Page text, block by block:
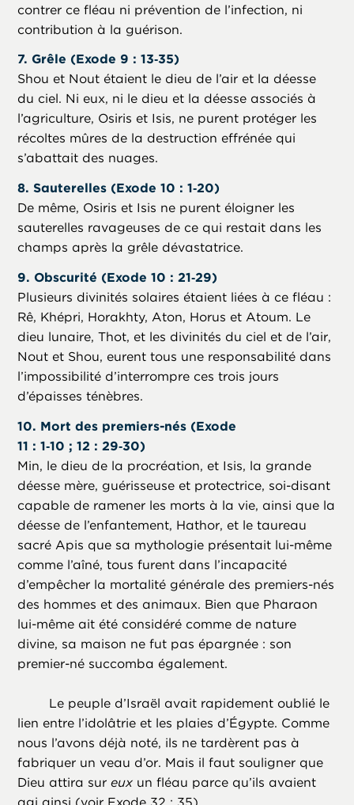
contrer ce fléau ni prévention de l’infection, ni
contribution à la guérison.
7. Grêle (Exode 9 : 13‑35)
Shou et Nout étaient le dieu de l’air et la déesse
du ciel. Ni eux, ni le dieu et la déesse associés à
l’agriculture, Osiris et Isis, ne purent protéger les
récoltes mûres de la destruction effrénée qui
s’abattait des nuages.
8. Sauterelles (Exode 10 : 1‑20)
De même, Osiris et Isis ne purent éloigner les
sauterelles ravageuses de ce qui restait dans les
champs après la grêle dévastatrice.
9. Obscurité (Exode 10 : 21‑29)
Plusieurs divinités solaires étaient liées à ce fléau :
Rê, Khépri, Horakhty, Aton, Horus et Atoum. Le
dieu lunaire, Thot, et les divinités du ciel et de l’air,
Nout et Shou, eurent tous une responsabilité dans
l’impossibilité d’interrompre ces trois jours
d’épaisses ténèbres.
10. Mort des premiers-nés (Exode
11 : 1‑10 ; 12 : 29‑30)
Min, le dieu de la procréation, et Isis, la grande
déesse mère, guérisseuse et protectrice, soi-disant
capable de ramener les morts à la vie, ainsi que la
déesse de l’enfantement, Hathor, et le taureau
sacré Apis que sa mythologie présentait lui-même
comme l’aîné, tous furent dans l’incapacité
d’empêcher la mortalité générale des premiers-nés
des hommes et des animaux. Bien que Pharaon
lui-même ait été considéré comme de nature
divine, sa maison ne fut pas épargnée : son
premier-né succomba également.
Le peuple d’Israël avait rapidement oublié le
lien entre l’idolâtrie et les plaies d’Égypte. Comme
nous l’avons déjà noté, ils ne tardèrent pas à
fabriquer un veau d’or. Mais il faut souligner que
Dieu attira sureux un fléau parce qu’ils avaient